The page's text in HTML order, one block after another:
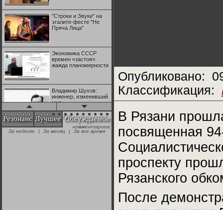
"Строки и Звуки" на
эгалите-фесте "Не
Пряча Лица"
Экономика СССР
времен «застоя»:
жажда планомерности
Владимир Шухов:
инженер, изменивший
мир
"Аркадий Коц" на
эгалите-фесте "Не
Резонанс Лучшее Обсуждаемое
комментариев:
За неделю
| За месяц | За все время
Опубликовано:
Классификация:
В Рязани
посвященная
проспекту
Рязанского
После